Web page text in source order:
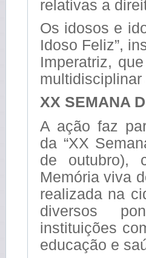
relativas a
Os idosos e
Idoso Feliz”,
Imperatriz,
XX SEMANA
A ação faz
da “XX
de outubro),
Memória viva
realizada na
diversos
instituições
educação e